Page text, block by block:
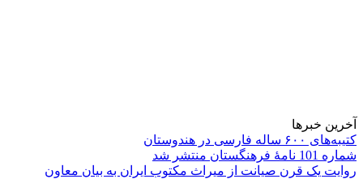
آخرین خبرها
کتیبه‌های ۶۰۰ ساله فارسی در هندوستان
شماره 101 نامۀ فرهنگستان منتشر شد
روایت یک قرن صیانت از میراث مکتوب ایران به بیان معاون